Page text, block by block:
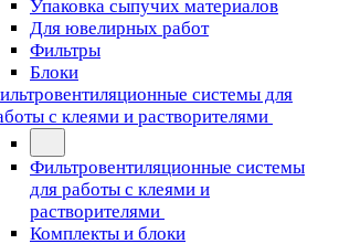
Упаковка сыпучих материалов
Для ювелирных работ
Фильтры
Блоки
системы для
с клеями и растворителями
Фильтровентиляционные системы
для работы с клеями и
растворителями
Комплекты и блоки